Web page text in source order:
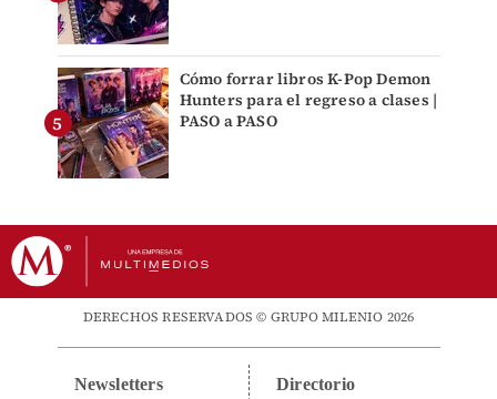
Cómo forrar libros K-Pop Demon
Hunters para el regreso a clases |
PASO a PASO
DERECHOS RESERVADOS © GRUPO MILENIO 2026
Newsletters Directorio